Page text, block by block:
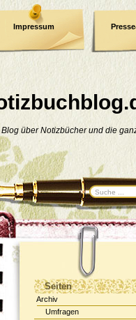
über Notizbücher und die
Impressum
Seiten
Archiv
Umfragen